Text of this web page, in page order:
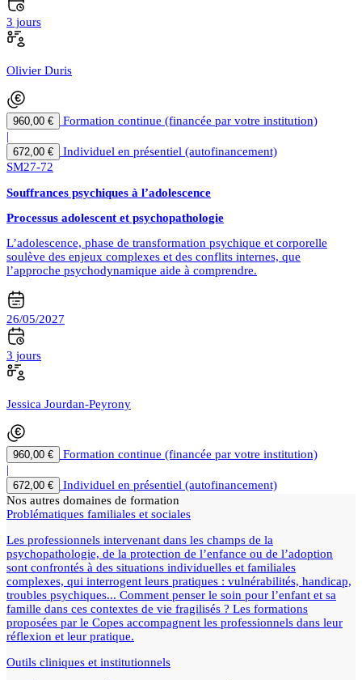
3 jours
Olivier Duris
960,00 €
Formation continue (financée par votre institution)
|
672,00 €
Individuel en présentiel (autofinancement)
SM27-72
Souffrances psychiques à l’adolescence
Processus adolescent et psychopathologie
L’adolescence, phase de transformation psychique et corporelle
soulève des enjeux complexes et des conflits internes, que
l’approche psychodynamique aide à comprendre.
26/05/2027
3 jours
Jessica Jourdan-Peyrony
960,00 €
Formation continue (financée par votre institution)
|
672,00 €
Individuel en présentiel (autofinancement)
Nos autres domaines de formation
Problématiques familiales et sociales
Les professionnels intervenant dans les champs de la
psychopathologie, de la protection de l’enfance ou de l’adoption
sont confrontés à des situations individuelles et familiales
complexes, qui interrogent leurs pratiques : vulnérabilités, handicap,
troubles psychiques... Comment penser le soin pour l’enfant et sa
famille dans ces contextes de vie fragilisés ? Les formations
proposées par le Copes accompagnent les professionnels dans leur
réflexion et leur pratique.
Outils cliniques et institutionnels